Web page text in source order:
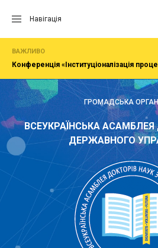
Навігація
ВАЖЛИВО
ГРОМАДСЬКА
ВСЕУКРАЇНСЬКА АСАМБЛЕЯ
ДЕРЖАВНОГО